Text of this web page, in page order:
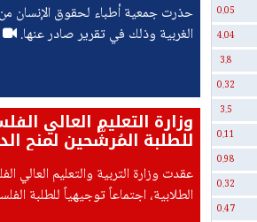
0.05
4.04
3.8
0.32
3.5
0.11
0.98
0.32
0.47
حذرت جمعية أطباء لحقوق الإنسان
الغربية وذلك في تقرير صادر عنها.
وزارة التعليم العالي
للطلبة المُرشَّحين لمنح
عقدت وزارة التربية والتعليم العالي
الطلابية، اجتماعاً توجيهياً للطلبة